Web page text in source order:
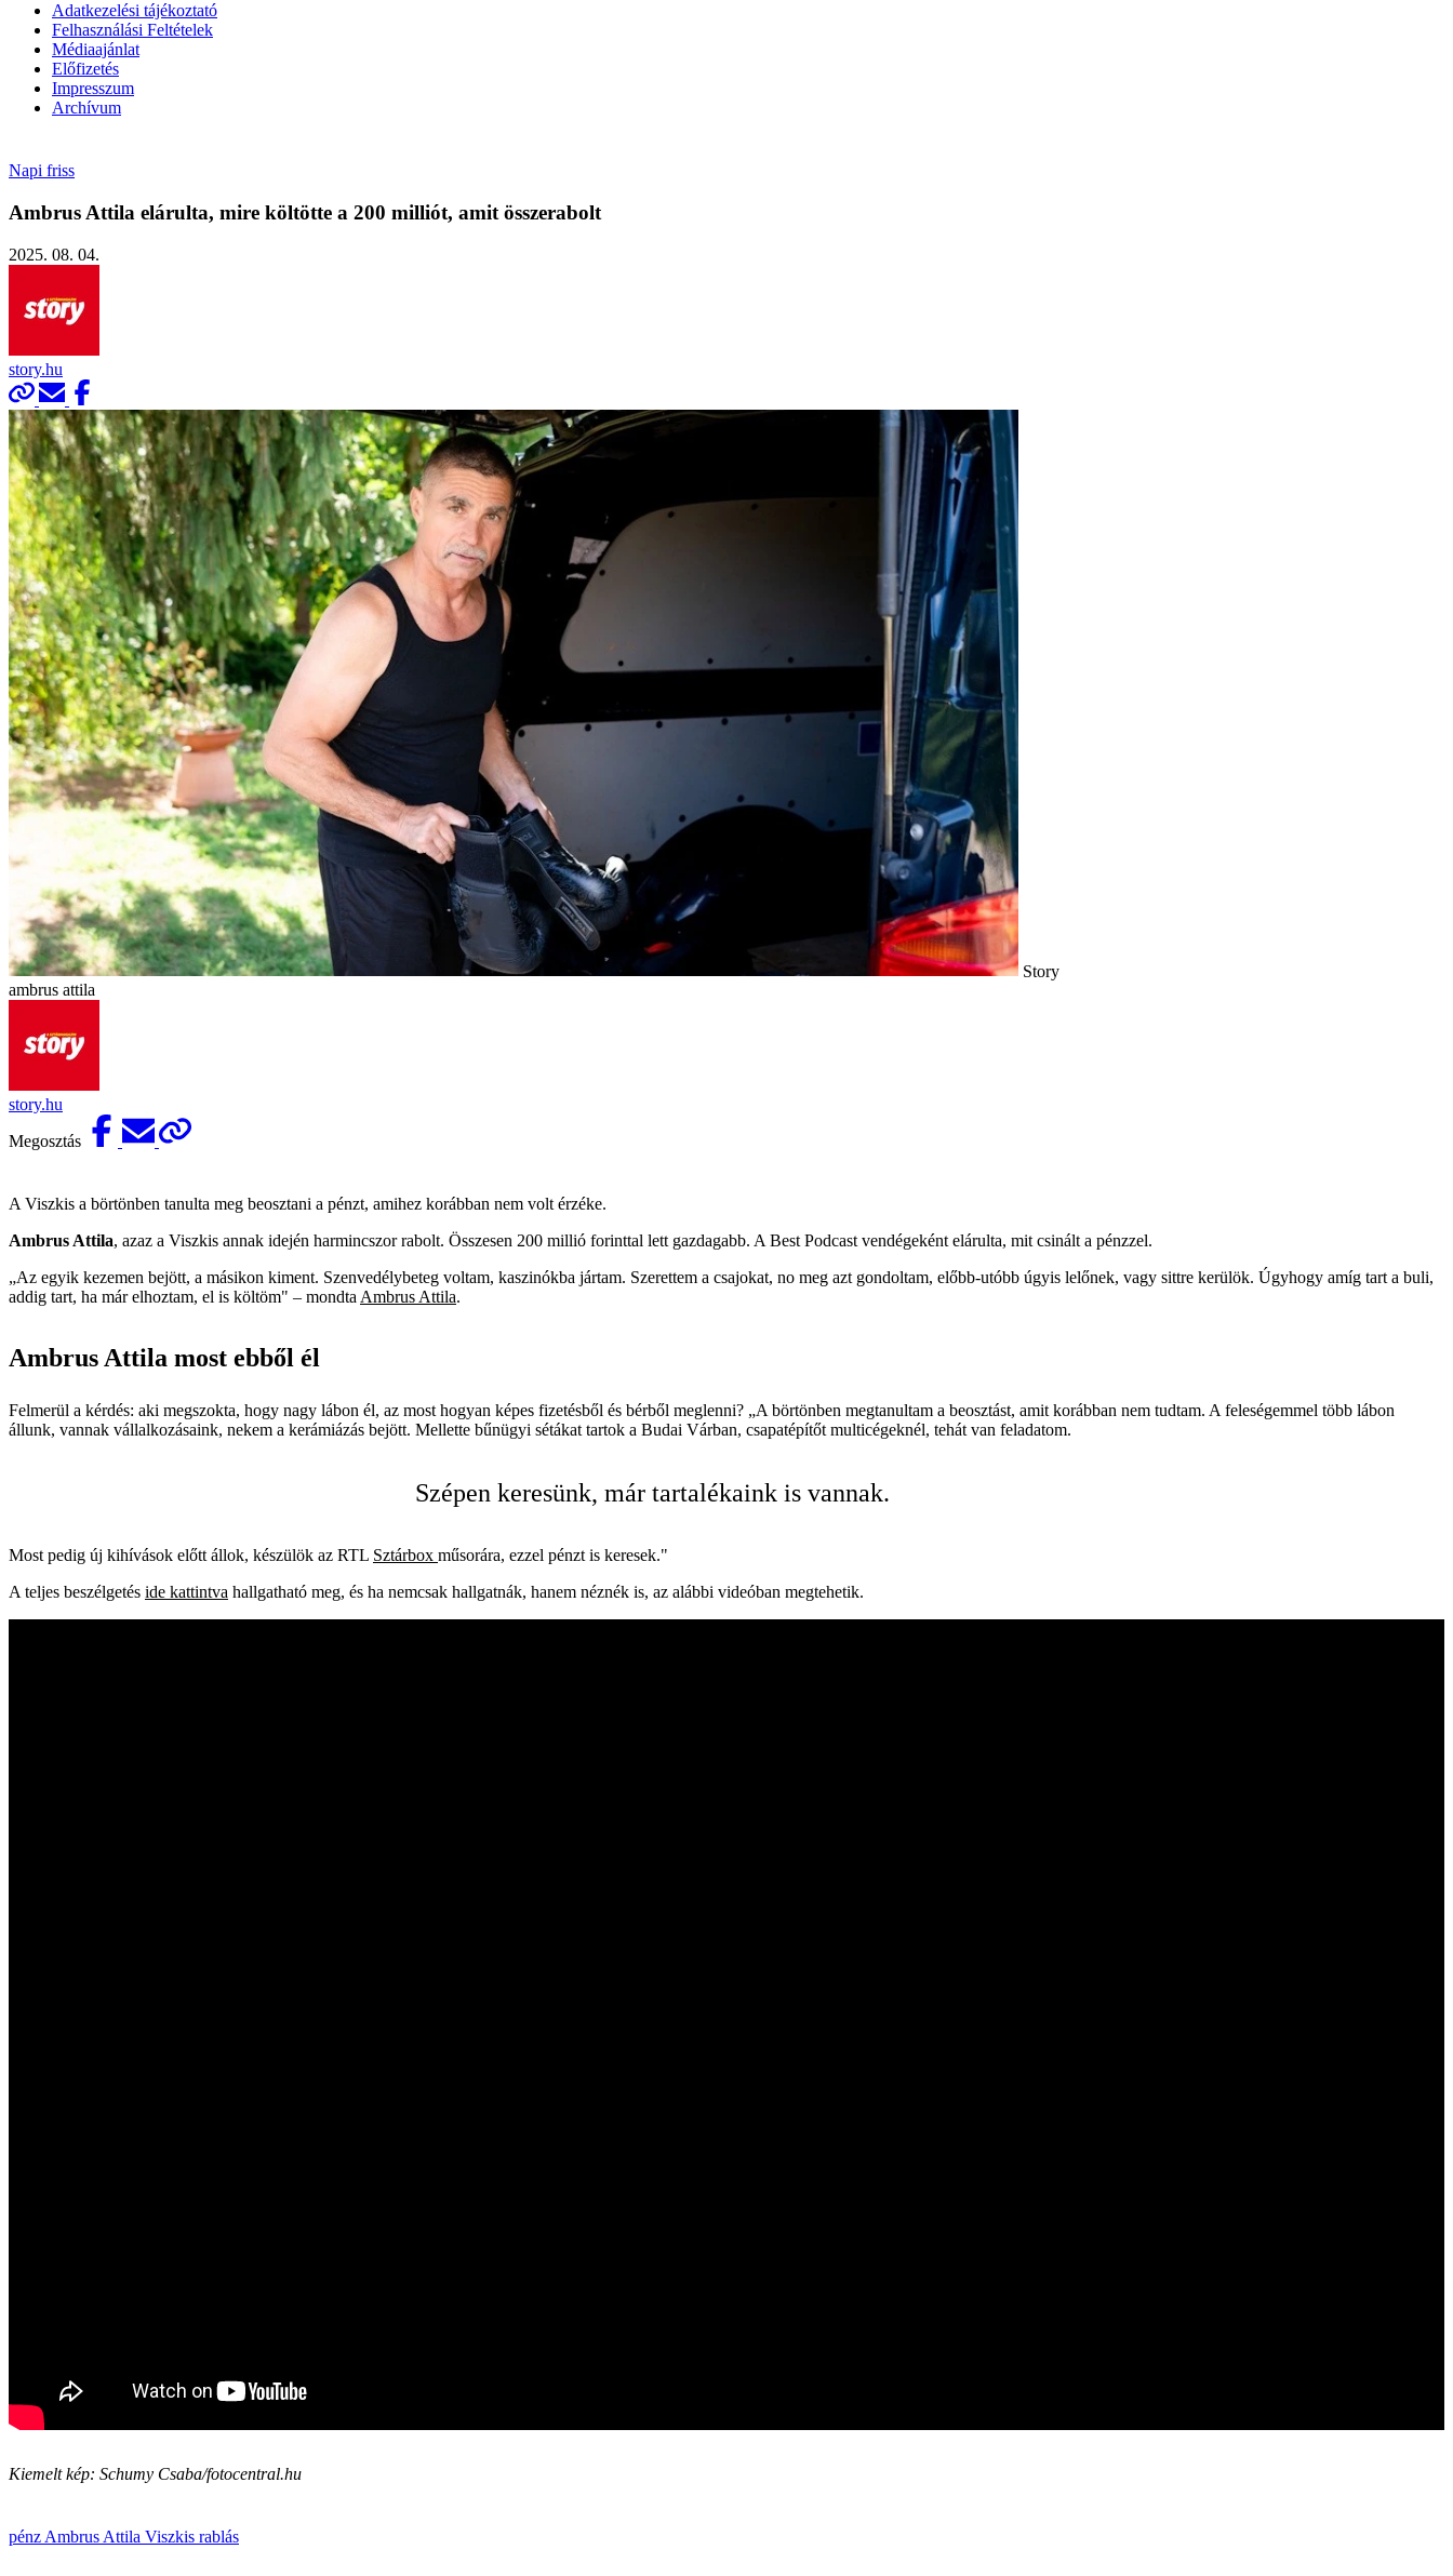
Adatkezelési tájékoztató
Felhasználási Feltételek
Médiaajánlat
Előfizetés
Impresszum
Archívum
Napi friss
Ambrus Attila elárulta, mire költötte a 200 milliót, amit összerabolt
2025. 08. 04.
story.hu
Story
ambrus attila
story.hu
Megosztás
A Viszkis a börtönben tanulta meg beosztani a pénzt, amihez korábban nem volt érzéke.
Ambrus Attila, azaz a Viszkis annak idején harmincszor rabolt. Összesen 200 millió forinttal lett gazdagabb. A Best Podcast vendégeként elárulta, mit csinált a pénzzel.
„Az egyik kezemen bejött, a másikon kiment. Szenvedélybeteg voltam, kaszinókba jártam. Szerettem a csajokat, no meg azt gondoltam, előbb-utóbb úgyis lelőnek, vagy sittre kerülök. Úgyhogy amíg tart a buli,
addig tart, ha már elhoztam, el is költöm" – mondta Ambrus Attila.
Ambrus Attila most ebből él
Felmerül a kérdés: aki megszokta, hogy nagy lábon él, az most hogyan képes fizetésből és bérből meglenni? „A börtönben megtanultam a beosztást, amit korábban nem tudtam. A feleségemmel több lábon
állunk, vannak vállalkozásaink, nekem a kerámiázás bejött. Mellette bűnügyi sétákat tartok a Budai Várban, csapatépítőt multicégeknél, tehát van feladatom.
Szépen keresünk, már tartalékaink is vannak.
Most pedig új kihívások előtt állok, készülök az RTL Sztárbox műsorára, ezzel pénzt is keresek."
A teljes beszélgetés ide kattintva hallgatható meg, és ha nemcsak hallgatnák, hanem néznék is, az alábbi videóban megtehetik.
Kiemelt kép: Schumy Csaba/fotocentral.hu
pénz Ambrus Attila Viszkis rablás